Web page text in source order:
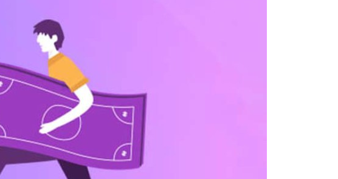
Using AEON Cards - Shopping (Online)